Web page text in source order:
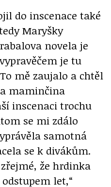
do inscenace také
Maryšky
novela je
je tu
mě zaujalo a chtěl
maminčina
inscenaci trochu
se mi zdálo
samotná
se k divákům.
že hrdinka
let,“